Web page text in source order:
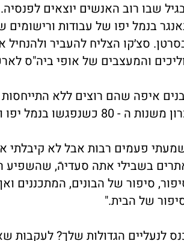
בנמל יפו של עבודות
סצ׳קו הצליח להעביר ולהנחיל
והמעצבים של אופי ביה"ס
איפה שהם רוצים ללא
בנמל יפו והתבוננו בנוף.
שמעתי פעמים רבות אבל לא
בשבילי אתה סעדיהֿ, שהשפיע
סיפור של הבונים,
של הבית."
לנעליים הגדולות שלך?